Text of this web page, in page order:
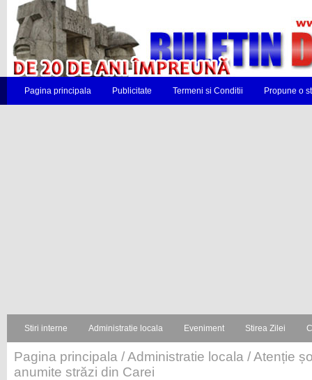
Pagina principala Publicitate Termeni si Conditii Propune o
Stiri interne Administratie locala Eveniment Stirea Zilei
Pagina principala /Administratie locala / Atenție
anumite străzi din Carei